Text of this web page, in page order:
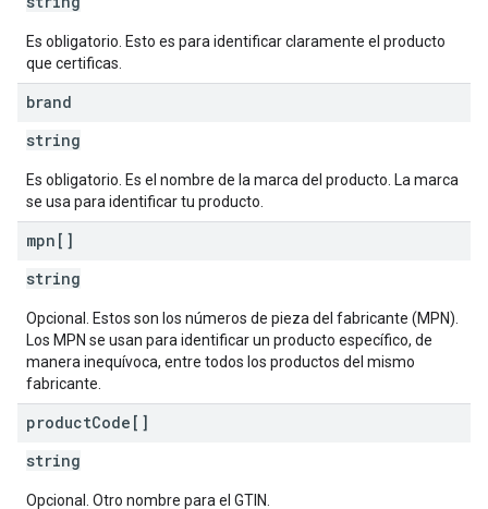
Es obligatorio. Esto es para identificar claramente el producto
que certificas.
brand
string
Es obligatorio. Es el nombre de la marca del producto. La marca
se usa para identificar tu producto.
mpn[]
string
Opcional. Estos son los números de pieza del fabricante (MPN).
Los MPN se usan para identificar un producto específico, de
manera inequívoca, entre todos los productos del mismo
fabricante.
productCode[]
string
Opcional. Otro nombre para el GTIN.